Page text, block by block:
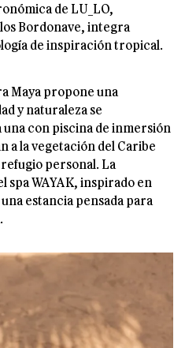
de LU_LO,
Bordonave, integra
de inspiración tropical.
Maya propone una
y naturaleza se
una con piscina de inmersión
a la vegetación del Caribe
personal. La
spa WAYAK, inspirado en
estancia pensada para